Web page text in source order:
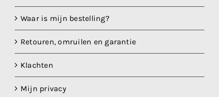
Waar is mijn bestelling?
Retouren, omruilen en garantie
Klachten
Mijn privacy